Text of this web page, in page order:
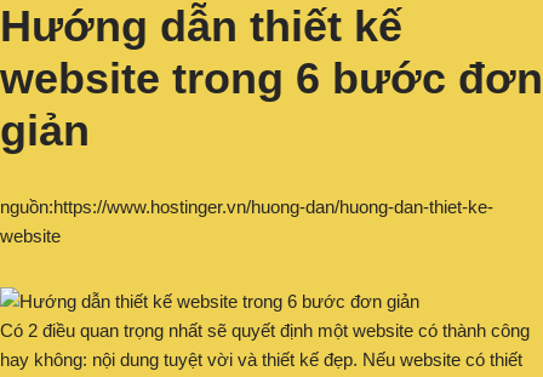
Hướng dẫn thiết kế
website trong 6 bước đơn
giản
nguồn:https://www.hostinger.vn/huong-dan/huong-dan-thiet-ke-
website
Có 2 điều quan trọng nhất sẽ quyết định một website có thành công
hay không: nội dung tuyệt vời và thiết kế đẹp. Nếu website có thiết